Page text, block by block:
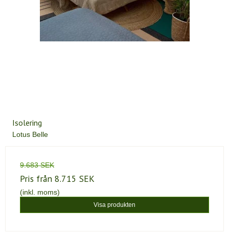
Isolering
Lotus Belle
9.683 SEK
Pris från 8.715 SEK
(inkl. moms)
Visa produkten